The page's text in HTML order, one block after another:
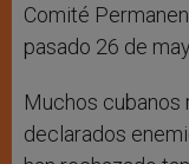
Comité
pasado 26 de
Muchos cubanos
declarados